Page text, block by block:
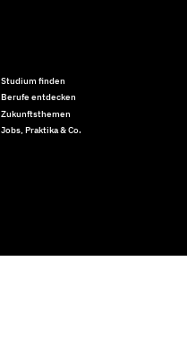
Studium finden
Berufe entdecken
Zukunftsthemen
Jobs, Praktika & Co.